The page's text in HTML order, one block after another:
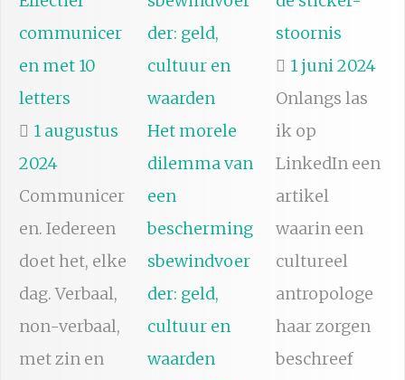
communicer
en met 10
letters
1 augustus
2024
Communicer
en. Iedereen
doet het, elke
dag. Verbaal,
non-verbaal,
met zin en
Het morele
dilemma van
een
bescherming
sbewindvoer
der: geld,
cultuur en
waarden
stoornis
1 juni 2024
Onlangs las
ik op
LinkedIn een
artikel
waarin een
cultureel
antropologe
haar zorgen
beschreef